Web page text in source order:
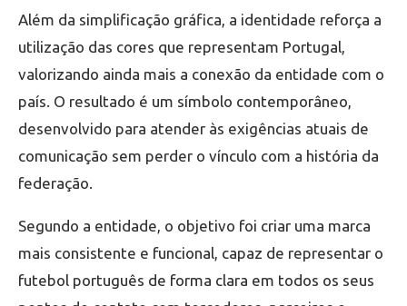
Além da simplificação gráfica, a identidade reforça a
utilização das cores que representam Portugal,
valorizando ainda mais a conexão da entidade com o
país. O resultado é um símbolo contemporâneo,
desenvolvido para atender às exigências atuais de
comunicação sem perder o vínculo com a história da
federação.
Segundo a entidade, o objetivo foi criar uma marca
mais consistente e funcional, capaz de representar o
futebol português de forma clara em todos os seus